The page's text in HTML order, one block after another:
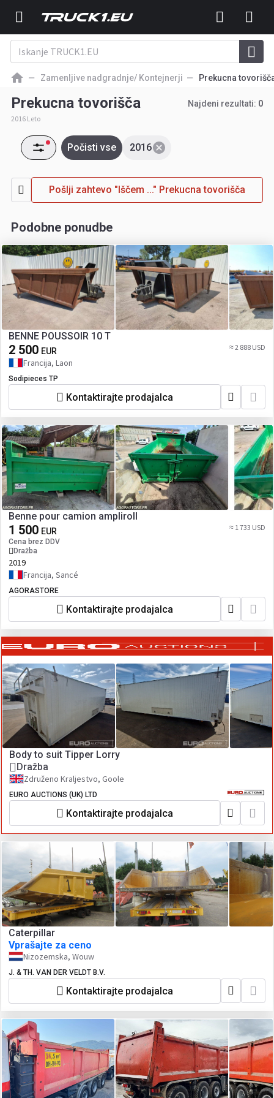
Zamenljive nadgradnje/ Kontejnerji Prekucna
Prekucna tovorišča
2016 Leto
Najdeni rezultati: 0
2016
Počisti vse
Pošlji zahtevo "Iščem ..." Prekucna tovorišča
Podobne ponudbe
BENNE POUSSOIR 10 T
2 500 EUR ≈ 2 888 USD
Francija, Laon
Sodipieces TP
Kontaktirajte prodajalca
Benne pour camion ampliroll
1 500 EUR
Cena brez DDV
Dražba
≈ 1 733 USD
2019
Francija, Sancé
AGORASTORE
Kontaktirajte prodajalca
Body to suit Tipper Lorry
Dražba
Združeno Kraljestvo, Goole
EURO AUCTIONS (UK) LTD
Kontaktirajte prodajalca
Caterpillar
Vprašajte za ceno
Nizozemska, Wouw
J. & TH. VAN DER VELDT B.V.
Kontaktirajte prodajalca